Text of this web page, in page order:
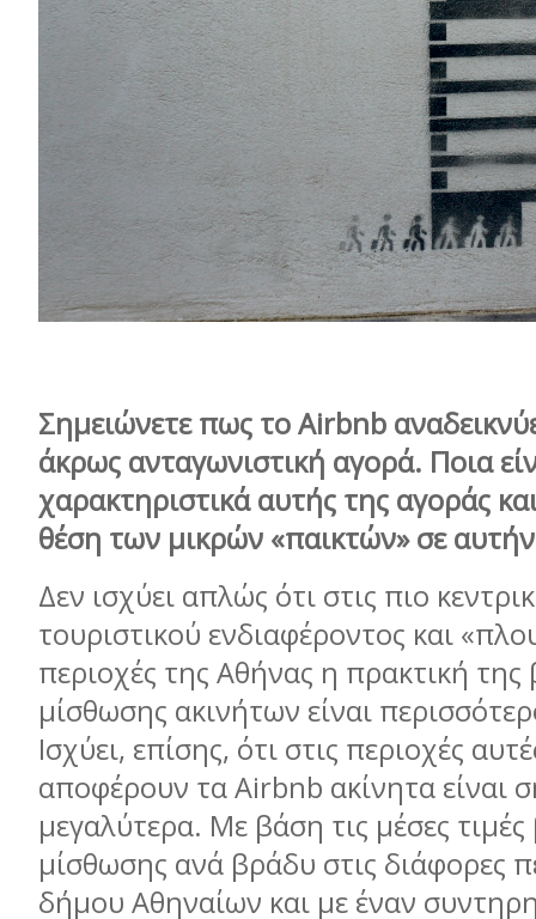
Σημειώνετε πως τοAirbnb
άκρως ανταγωνιστική αγορά. Ποια
χαρακτηριστικά αυτής της αγοράς
θέση των μικρών «παικτών» σε
Δεν ισχύει απλώς ότι στις πιο
τουριστικού ενδιαφέροντος και
περιοχές της Αθήνας η πρακτική
μίσθωσης ακινήτων είναι
Ισχύει, επίσης, ότι στις περιοχές
αποφέρουν τα Airbnb ακίνητα είναι
μεγαλύτερα. Με βάση τις μέσες
μίσθωσης ανά βράδυ στις διάφορες
δήμου Αθηναίων και με έναν